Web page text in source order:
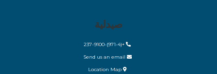
صيدلية
+
(971-4)-237-9100
Location Map